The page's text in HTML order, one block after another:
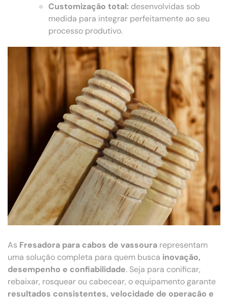
Customização total: desenvolvidas sob
medida para integrar perfeitamente ao seu
processo produtivo.
As Fresadora para cabos de vassoura representam
uma solução completa para quem busca inovação,
desempenho e confiabilidade. Seja para conificar,
rebaixar, rosquear ou cabecear, o equipamento garante
resultados consistentes, velocidade de operação e